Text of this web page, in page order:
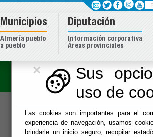
×
Sus
uso de
Las cookies son importantes para el
experiencia de navegación, usamos
brindarle un inicio seguro, recopilar
Inicio -Hacienda -
Municipios
Almería pueblo
a pueblo
Diputación
Información corporativa
Áreas provinciales